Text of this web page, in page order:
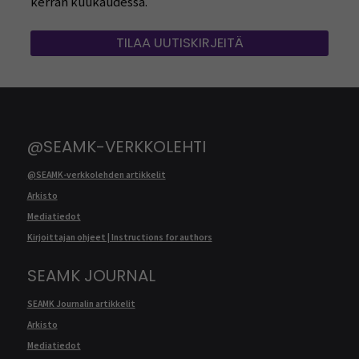
TILAA UUTISKIRJEITÄ
@SEAMK-VERKKOLEHTI
@SEAMK-verkkolehden artikkelit
Arkisto
Mediatiedot
Kirjoittajan ohjeet | Instructions for authors
SEAMK JOURNAL
SEAMK Journalin artikkelit
Arkisto
Mediatiedot